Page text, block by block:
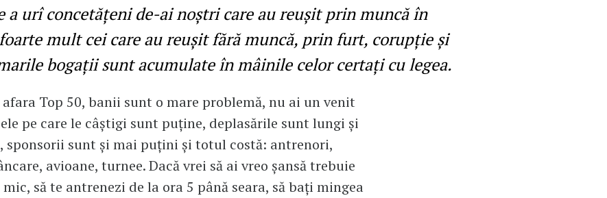
a urî concetățeni de-ai noștri care au reușit prin muncă în
mult cei care au reușit fără muncă, prin furt, corupție și
bogații sunt acumulate în mâinile celor certați cu legea.
Top 50, banii sunt o mare problemă, nu ai un venit
pe care le câștigi sunt puține, deplasările sunt lungi și
sponsorii sunt și mai puțini și totul costă: antrenori,
avioane, turnee. Dacă vrei să ai vreo șansă trebuie
să te antrenezi de la ora 5 până seara, să bați mingea